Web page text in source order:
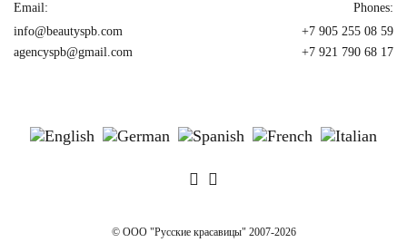
Email:
info@beautyspb.com
agencyspb@gmail.com
Phones:
+7 905 255 08 59
+7 921 790 68 17
© OOO "Русские красавицы" 2007-2026